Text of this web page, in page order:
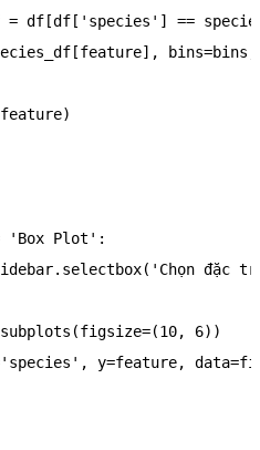
= df[df[ 'species' ] ==
[feature] , bins=bins
feature)
'Box Plot' :
. selectbox( 'Chọn đặc
subplots (figsize=(10, 6) )
'species' , y=feature, data=